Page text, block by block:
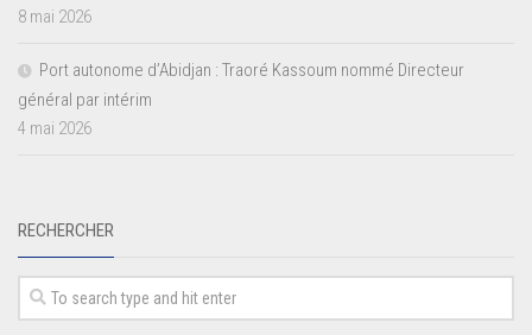
8 mai 2026
Port autonome d’Abidjan : Traoré Kassoum nommé Directeur
général par intérim
4 mai 2026
RECHERCHER